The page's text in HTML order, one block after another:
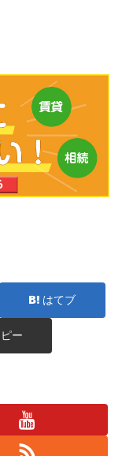
はてブ
ー